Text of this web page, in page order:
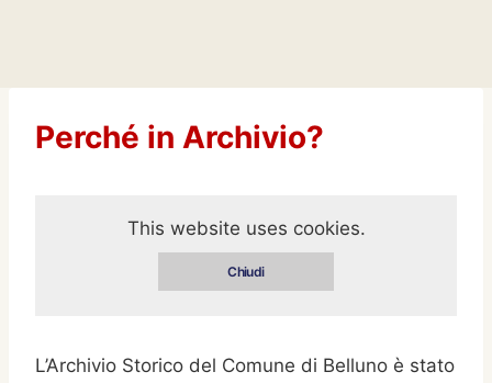
Perché in Archivio?
This website uses cookies.
Chiudi
L’Archivio Storico del Comune di Belluno è stato